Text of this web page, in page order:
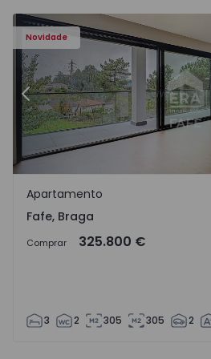
Novidade
Anterior
Fafe, Braga
Apartamento
Fafe, Braga
Comprar 325.800 €
3 2 305 305 2